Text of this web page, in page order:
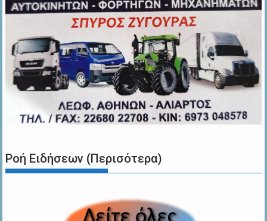
Ροή Ειδήσεων (Περισότερα)